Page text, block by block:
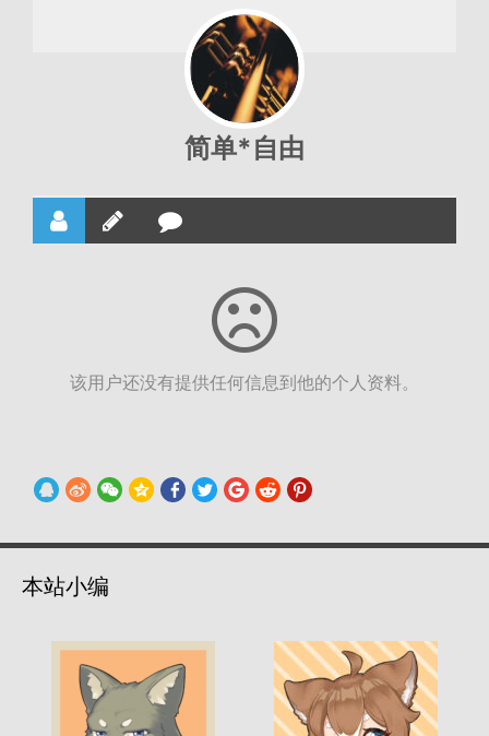
简单*自由
该用户还没有提供任何信息到他的个人资料。
本站小编